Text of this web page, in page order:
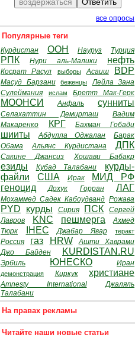
все опросы
Популярные теги
Курдистан ООН Науруз Турция
РПК Нури аль-Малики нефть
Косрат Расул выборы Асаиш BDP
Масуд Барзани беженцы
Лейла Зана
Сулеймания
ислам Бретт Мак-Герк
МООНСИ Анфаль сунниты
Селахаттин Демирташ
Вадим
Макаренко
КРГ Бахман Гобади
шииты Абдулла Оджалан
Барак
Обама
Альянс Курдистана ДПК
Сакине Джансиз Хошави Бабакр
езиды Кубад Талабани
курды-
файли
США Ирак
МИД РФ
геноцид
Дохук Горран ЛАГ
Мохаммед Садек Кабоудванд Рожава
PYD курды Сирия ПСК
Сергей
Лавров
KNC пешмерга
Ахмед
Тюрк
IHEC Джабар Явар теракт
Россия газ HRW
Ашти Хаврами
Джо Байден
KURDISTAN.RU
Эрбиль ЮНЕСКО Иран
демонстрация Киркук христиане
Amnesty International
Джаляль
Талабани
На правах рекламы
Читайте наши новые статьи